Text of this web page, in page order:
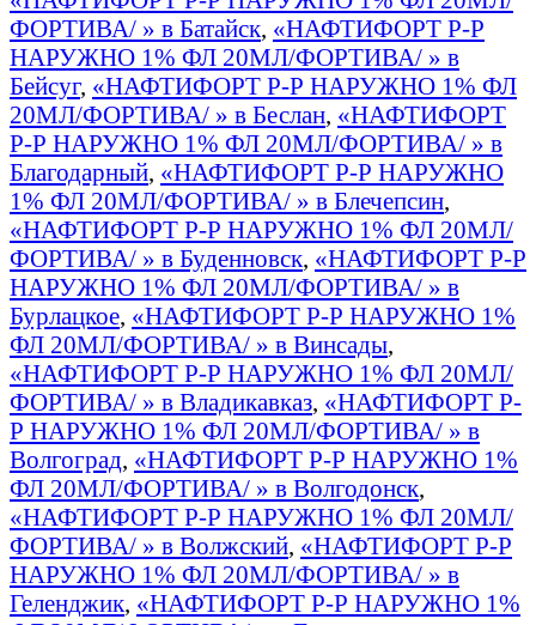
ФОРТИВА/ » в Батайск, «НАФТИФОРТ Р-Р
НАРУЖНО 1% ФЛ 20МЛ/ФОРТИВА/ » в
Бейсуг, «НАФТИФОРТ Р-Р НАРУЖНО 1% ФЛ
20МЛ/ФОРТИВА/ » в Беслан, «НАФТИФОРТ
Р-Р НАРУЖНО 1% ФЛ 20МЛ/ФОРТИВА/ » в
Благодарный, «НАФТИФОРТ Р-Р НАРУЖНО
1% ФЛ 20МЛ/ФОРТИВА/ » в Блечепсин,
«НАФТИФОРТ Р-Р НАРУЖНО 1% ФЛ 20МЛ/
ФОРТИВА/ » в Буденновск, «НАФТИФОРТ Р-Р
НАРУЖНО 1% ФЛ 20МЛ/ФОРТИВА/ » в
Бурлацкое, «НАФТИФОРТ Р-Р НАРУЖНО 1%
ФЛ 20МЛ/ФОРТИВА/ » в Винсады,
«НАФТИФОРТ Р-Р НАРУЖНО 1% ФЛ 20МЛ/
ФОРТИВА/ » в Владикавказ, «НАФТИФОРТ Р-
Р НАРУЖНО 1% ФЛ 20МЛ/ФОРТИВА/ » в
Волгоград, «НАФТИФОРТ Р-Р НАРУЖНО 1%
ФЛ 20МЛ/ФОРТИВА/ » в Волгодонск,
«НАФТИФОРТ Р-Р НАРУЖНО 1% ФЛ 20МЛ/
ФОРТИВА/ » в Волжский, «НАФТИФОРТ Р-Р
НАРУЖНО 1% ФЛ 20МЛ/ФОРТИВА/ » в
Геленджик, «НАФТИФОРТ Р-Р НАРУЖНО 1%